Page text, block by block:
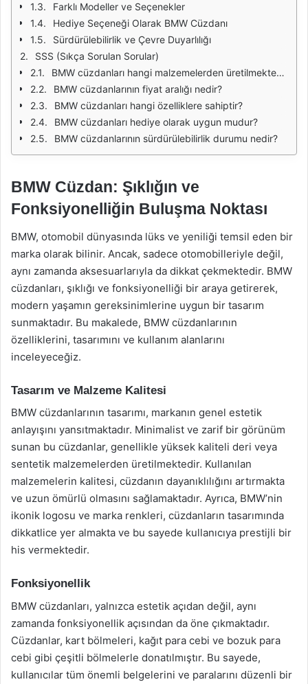
Farklı Modeller ve Seçenekler
Hediye Seçeneği Olarak BMW Cüzdanı
Sürdürülebilirlik ve Çevre Duyarlılığı
SSS (Sıkça Sorulan Sorular)
BMW cüzdanları hangi malzemelerden üretilmektedir?
BMW cüzdanlarının fiyat aralığı nedir?
BMW cüzdanları hangi özelliklere sahiptir?
BMW cüzdanları hediye olarak uygun mudur?
BMW cüzdanlarının sürdürülebilirlik durumu nedir?
BMW Cüzdan: Şıklığın ve
Fonksiyonelliğin Buluşma Noktası
BMW, otomobil dünyasında lüks ve yeniliği temsil eden bir
marka olarak bilinir. Ancak, sadece otomobilleriyle değil,
aynı zamanda aksesuarlarıyla da dikkat çekmektedir. BMW
cüzdanları, şıklığı ve fonksiyonelliği bir araya getirerek,
modern yaşamın gereksinimlerine uygun bir tasarım
sunmaktadır. Bu makalede, BMW cüzdanlarının
özelliklerini, tasarımını ve kullanım alanlarını
inceleyeceğiz.
Tasarım ve Malzeme Kalitesi
BMW cüzdanlarının tasarımı, markanın genel estetik
anlayışını yansıtmaktadır. Minimalist ve zarif bir görünüm
sunan bu cüzdanlar, genellikle yüksek kaliteli deri veya
sentetik malzemelerden üretilmektedir. Kullanılan
malzemelerin kalitesi, cüzdanın dayanıklılığını artırmakta
ve uzun ömürlü olmasını sağlamaktadır. Ayrıca, BMW’nin
ikonik logosu ve marka renkleri, cüzdanların tasarımında
dikkatlice yer almakta ve bu sayede kullanıcıya prestijli bir
his vermektedir.
Fonksiyonellik
BMW cüzdanları, yalnızca estetik açıdan değil, aynı
zamanda fonksiyonellik açısından da öne çıkmaktadır.
Cüzdanlar, kart bölmeleri, kağıt para cebi ve bozuk para
cebi gibi çeşitli bölmelerle donatılmıştır. Bu sayede,
kullanıcılar tüm önemli belgelerini ve paralarını düzenli bir